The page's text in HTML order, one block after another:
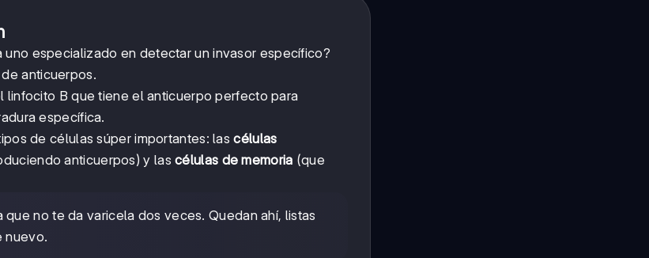
especializado en detectar un invasor específico?
anticuerpos.
linfocito B que tiene el anticuerpo perfecto para
específica.
de células súper importantes: lascélulas
anticuerpos) y lascélulas de memoria (que
no te da varicela dos veces. Quedan ahí, listas
nuevo.